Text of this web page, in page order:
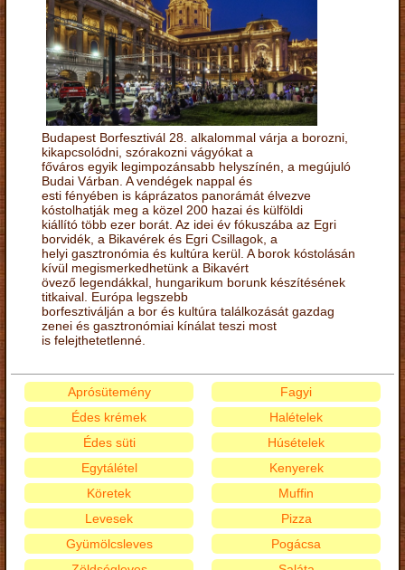
Budapest Borfesztivál 28. alkalommal várja a borozni,
kikapcsolódni, szórakozni vágyókat a
főváros egyik legimpozánsabb helyszínén, a megújuló
Budai Várban. A vendégek nappal és
esti fényében is káprázatos panorámát élvezve
kóstolhatják meg a közel 200 hazai és külföldi
kiállító több ezer borát. Az idei év fókuszába az Egri
borvidék, a Bikavérek és Egri Csillagok, a
helyi gasztronómia és kultúra kerül. A borok kóstolásán
kívül megismerkedhetünk a Bikavért
övező legendákkal, hungarikum borunk készítésének
titkaival. Európa legszebb
borfesztiválján a bor és kultúra találkozását gazdag
zenei és gasztronómiai kínálat teszi most
is felejthetetlenné.
Aprósütemény
Édes krémek
Édes süti
Egytálétel
Fagyi
Halételek
Húsételek
Kenyerek
Köretek
Levesek
Gyümölcsleves
Muffin
Pizza
Pogácsa